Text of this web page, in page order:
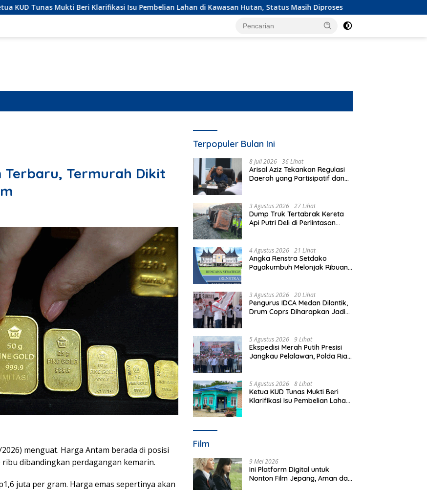
Klarifikasi Isu Pembelian Lahan di Kawasan Hutan, Status Masih Diproses Ekspedisi Merah Putih Presisi Jangkau
Terbaru, Termurah Dikit
menguat. Harga Antam berada di posisi
ribu dibandingkan perdagangan kemarin.
juta per gram. Harga emas sepertinya akan
Terpopuler Bulan Ini
8 Juli 2026 36 Lihat
Arisal Aziz Tekankan Regulasi
Daerah yang Partisipatif dan
3 Agustus 2026 27 Lihat
Dump Truk Tertabrak Kereta
Api Putri Deli di Perlintasan
4 Agustus 2026 21 Lihat
Angka Renstra Setdako
Payakumbuh Melonjak Ribuan
3 Agustus 2026 20 Lihat
Pengurus IDCA Medan Dilantik,
Drum Coprs Diharapkan Jadi
5 Agustus 2026 9 Lihat
Ekspedisi Merah Putih Presisi
Jangkau Pelalawan, Polda Riau
5 Agustus 2026 8 Lihat
Ketua KUD Tunas Mukti Beri
Klarifikasi Isu Pembelian Lahan
Film
9 Mei 2026
Ini Platform Digital untuk
Nonton Film Jepang, Aman dan